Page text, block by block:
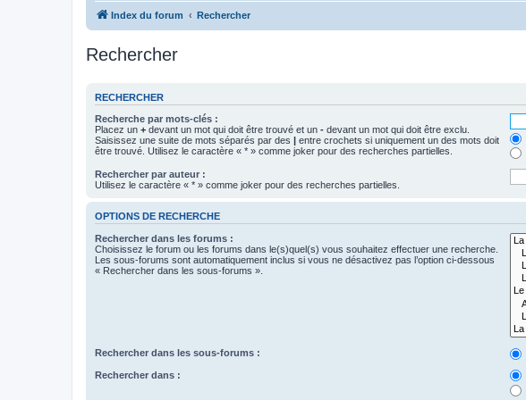
Index du forum Rechercher
Rechercher
RECHERCHER
Recherche par mots-clés :
Placez un + devant un mot qui doit être trouvé et un - devant un mot qui doit être exclu.
Saisissez une suite de mots séparés par des | entre crochets si uniquement un des mots doit
être trouvé. Utilisez le caractère « * » comme joker pour des recherches partielles.
Rechercher par auteur :
Utilisez le caractère « * » comme joker pour des recherches partielles.
OPTIONS DE RECHERCHE
Rechercher dans les forums :
Choisissez le forum ou les forums dans le(s)quel(s) vous souhaitez effectuer une recherche.
Les sous-forums sont automatiquement inclus si vous ne désactivez pas l’option ci-dessous
« Rechercher dans les sous-forums ».
Rechercher dans les sous-forums :
Rechercher dans :